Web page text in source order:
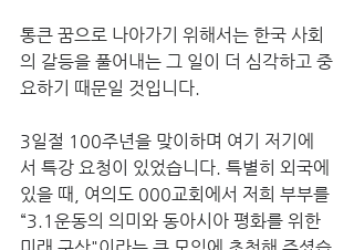
통큰 꿈으로 나아가기 위해서는 한국 사회
의 갈등을 풀어내는 그 일이 더 심각하고 중
요하기 때문일 것입니다.
3일절 100주년을 맞이하며 여기 저기에
서 특강 요청이 있었습니다. 특별히 외국에
있을 때, 여의도 000교회에서 저희 부부를
“3.1운동의 의미와 동아시아 평화를 위한